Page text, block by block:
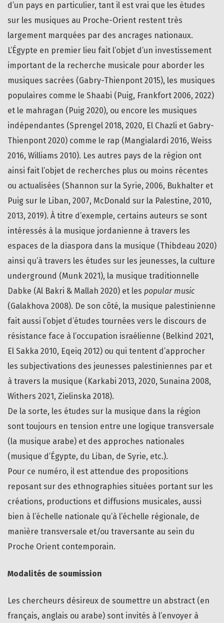
d’un pays en particulier, tant il est vrai que les études
sur les musiques au Proche-Orient restent très
largement marquées par des ancrages nationaux.
L’Égypte en premier lieu fait l’objet d’un investissement
important de la recherche musicale pour aborder les
musiques sacrées (Gabry-Thienpont 2015), les musiques
populaires comme le Shaabi (Puig, Frankfort 2006, 2022)
et le mahragan (Puig 2020), ou encore les musiques
indépendantes (Sprengel 2018, 2020, El Chazli et Gabry-
Thienpont 2020) comme le rap (Mangialardi 2016, Weiss
2016, Williams 2010). Les autres pays de la région ont
ainsi fait l’objet de recherches plus ou moins récentes
ou actualisées (Shannon sur la Syrie, 2006, Bukhalter et
Puig sur le Liban, 2007, McDonald sur la Palestine, 2010,
2013, 2019). À titre d’exemple, certains auteurs se sont
intéressés à la musique jordanienne à travers les
espaces de la diaspora dans la musique (Thibdeau 2020)
ainsi qu’à travers les études sur les jeunesses, la culture
underground (Munk 2021), la musique traditionnelle
Dabke (Al Bakri & Mallah 2020) et les popular music
(Galakhova 2008). De son côté, la musique palestinienne
fait aussi l’objet d’études tournées vers le discours de
résistance face à l’occupation israélienne (Belkind 2021,
El Sakka 2010, Eqeiq 2012) ou qui tentent d’approcher
les subjectivations des jeunesses palestiniennes par et
à travers la musique (Karkabi 2013, 2020, Sunaina 2008,
Withers 2021, Zielinska 2018).
De la sorte, les études sur la musique dans la région
sont toujours en tension entre une logique transversale
(la musique arabe) et des approches nationales
(musique d’Égypte, du Liban, de Syrie, etc.).
Pour ce numéro, il est attendue des propositions
reposant sur des ethnographies situées portant sur les
créations, productions et diffusions musicales, aussi
bien à l’échelle nationale qu’à l’échelle régionale, de
manière transversale et/ou traversante au sein du
Proche Orient contemporain.
Modalités de soumission
Les chercheurs désireux de soumettre un abstract (en
français, anglais ou arabe) sont invités à l’envoyer à